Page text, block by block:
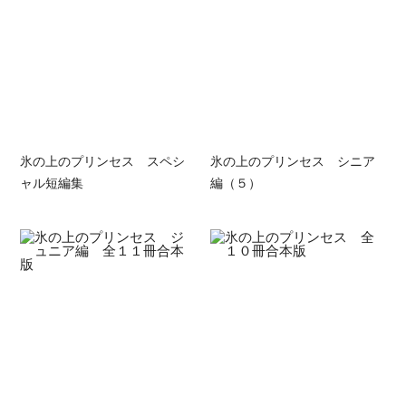
氷の上のプリンセス スペシ
ャル短編集
氷の上のプリンセス シニア
編（５）